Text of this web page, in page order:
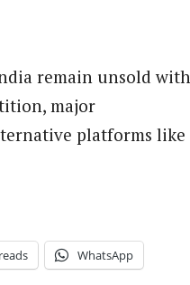
remain unsold with
major
platforms like
WhatsApp